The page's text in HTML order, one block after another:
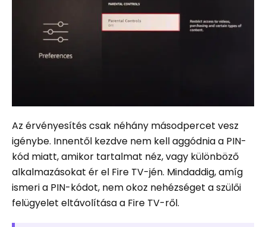
Az érvényesítés csak néhány másodpercet vesz
igénybe. Innentől kezdve nem kell aggódnia a PIN-
kód miatt, amikor tartalmat néz, vagy különböző
alkalmazásokat ér el Fire TV-jén. Mindaddig, amíg
ismeri a PIN-kódot, nem okoz nehézséget a szülői
felügyelet eltávolítása a Fire TV-ről.